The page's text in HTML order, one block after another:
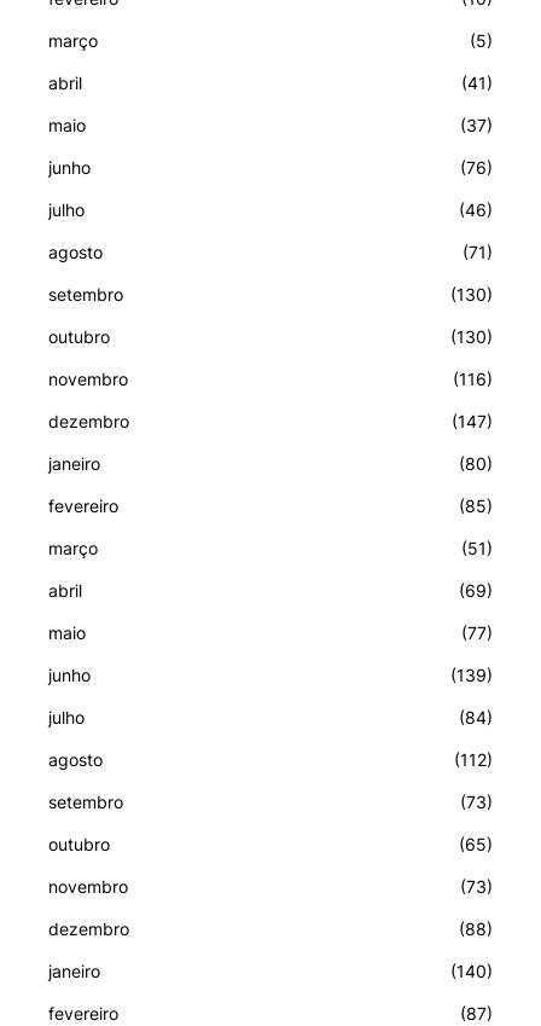
março (5)
abril (41)
maio (37)
junho (76)
julho (46)
agosto (71)
setembro (130)
outubro (130)
novembro (116)
dezembro (147)
janeiro (80)
fevereiro (85)
março (51)
abril (69)
maio (77)
junho (139)
julho (84)
agosto (112)
setembro (73)
outubro (65)
novembro (73)
dezembro (88)
janeiro (140)
fevereiro (87)